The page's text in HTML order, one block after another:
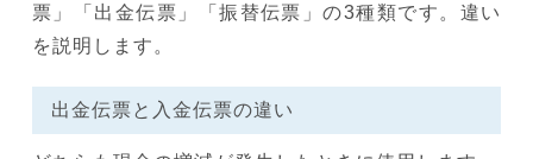
票」「出金伝票」「振替伝票」の3種類です。違い
を説明します。
出金伝票と入金伝票の違い